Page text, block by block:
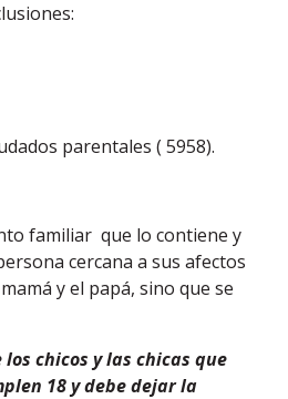
parentales ( 5958).
familiar que lo contiene y
cercana a sus afectos
y el papá, sino que se
chicos y las chicas que
18 y debe dejar la